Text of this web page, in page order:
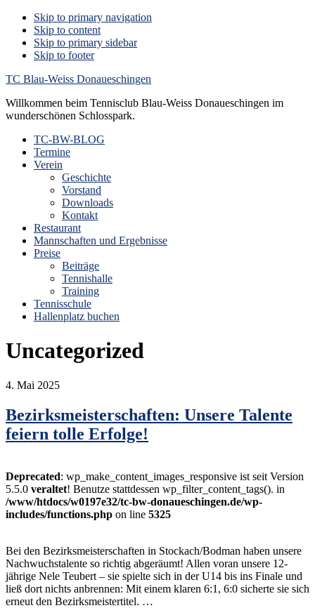
Skip to primary navigation
Skip to content
Skip to primary sidebar
Skip to footer
TC Blau-Weiss Donaueschingen
Willkommen beim Tennisclub Blau-Weiss Donaueschingen im
wunderschönen Schlosspark.
TC-BW-BLOG
Termine
Verein
Geschichte
Vorstand
Downloads
Kontakt
Restaurant
Mannschaften und Ergebnisse
Preise
Beiträge
Tennishalle
Training
Tennisschule
Hallenplatz buchen
Uncategorized
4. Mai 2025
Bezirksmeisterschaften: Unsere Talente
feiern tolle Erfolge!
Deprecated: wp_make_content_images_responsive ist seit Version
5.5.0 veraltet! Benutze stattdessen wp_filter_content_tags(). in
/www/htdocs/w0197e32/tc-bw-donaueschingen.de/wp-
includes/functions.php on line 5325
Bei den Bezirksmeisterschaften in Stockach/Bodman haben unsere
Nachwuchstalente so richtig abgeräumt! Allen voran unsere 12-
jährige Nele Teubert – sie spielte sich in der U14 bis ins Finale und
ließ dort nichts anbrennen: Mit einem klaren 6:1, 6:0 sicherte sie sich
erneut den Bezirksmeistertitel. …